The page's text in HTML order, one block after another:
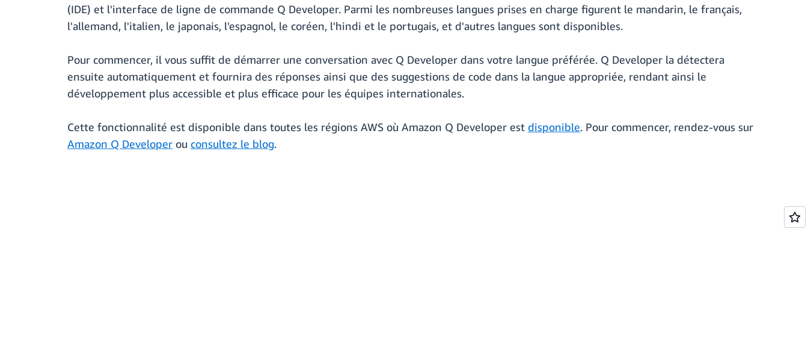
(IDE) et l'interface de ligne de commande Q Developer. Parmi les nombreuses langues prises en charge figurent le mandarin, le français,
l'allemand, l'italien, le japonais, l'espagnol, le coréen, l'hindi et le portugais, et d'autres langues sont disponibles.
Pour commencer, il vous suffit de démarrer une conversation avec Q Developer dans votre langue préférée. Q Developer la détectera
ensuite automatiquement et fournira des réponses ainsi que des suggestions de code dans la langue appropriée, rendant ainsi le
développement plus accessible et plus efficace pour les équipes internationales.
Cette fonctionnalité est disponible dans toutes les régions AWS où Amazon Q Developer est disponible. Pour commencer, rendez-vous sur
Amazon Q Developer ou consultez le blog.